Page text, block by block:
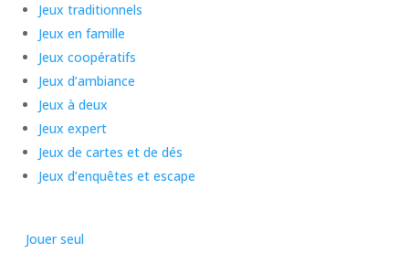
Jeux traditionnels
Jeux en famille
Jeux coopératifs
Jeux d’ambiance
Jeux à deux
Jeux expert
Jeux de cartes et de dés
Jeux d’enquêtes et escape
Jouer seul